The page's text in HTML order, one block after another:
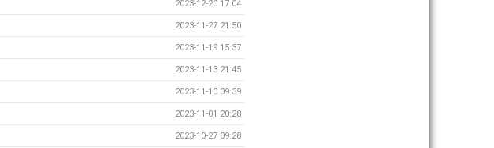
2023-12-20 17:04
2023-11-27 21:50
2023-11-19 15:37
2023-11-13 21:45
2023-11-10 09:39
2023-11-01 20:28
2023-10-27 09:28